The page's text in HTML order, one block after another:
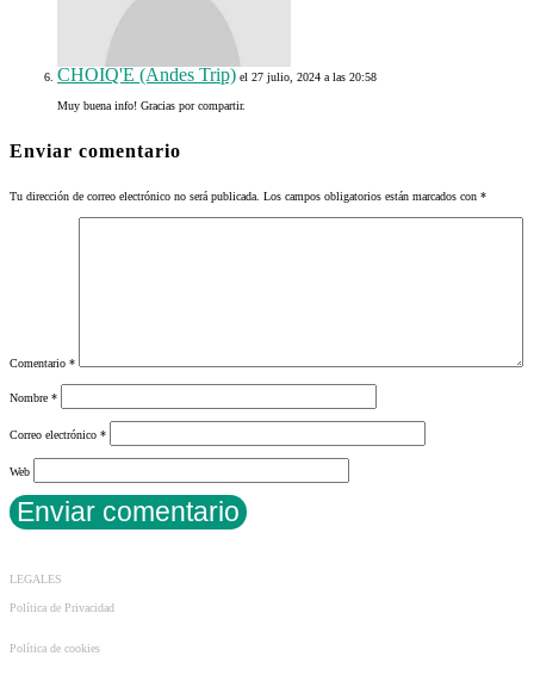
CHOIQ'E (Andes Trip) el 27 julio, 2024 a las 20:58
Muy buena info! Gracias por compartir.
Enviar comentario
Tu dirección de correo electrónico no será publicada. Los campos obligatorios están marcados con *
Comentario *
Nombre *
Correo electrónico *
Web
LEGALES
Política de Privacidad
Política de cookies